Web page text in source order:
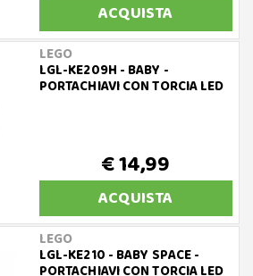
ACQUISTA
LEGO
LGL-KE209H - BABY -
PORTACHIAVI CON TORCIA LED
€ 14,99
ACQUISTA
LEGO
LGL-KE210 - BABY SPACE -
PORTACHIAVI CON TORCIA LED